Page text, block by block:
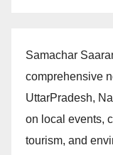
Samachar
comprehensive
UttarPradesh,
on local events,
tourism, and